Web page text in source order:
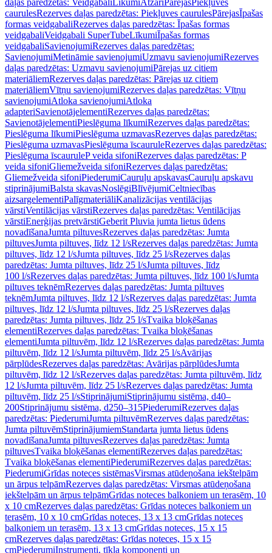
daļas paredzētas: Veidgabali LīkumiAtzari PārejasPiekļuves
caurulesRezerves daļas paredzētas: Piekļuves caurulesPārejasĪpašas
formas veidgabaliRezerves daļas paredzētas: Īpašas formas
veidgabaliVeidgabali SuperTubeLīkumiĪpašas formas
veidgabaliSavienojumiRezerves daļas paredzētas:
SavienojumiMetināmie savienojumiUzmavu savienojumiRezerves
daļas paredzētas: Uzmavu savienojumiPārejas uz citiem
materiāliemRezerves daļas paredzētas: Pārejas uz citiem
materiāliemVītņu savienojumiRezerves daļas paredzētas: Vītņu
savienojumiAtloka savienojumiAtloka
adapteriSavienotājelementiRezerves daļas paredzētas:
SavienotājelementiPieslēguma līkumiRezerves daļas paredzētas:
Pieslēguma līkumiPieslēguma uzmavasRezerves daļas paredzētas:
Pieslēguma uzmavasPieslēguma īscauruleRezerves daļas paredzētas:
Pieslēguma īscauruleP veida sifoniRezerves daļas paredzētas: P
veida sifoniGliemežveida sifoniRezerves daļas paredzētas:
Gliemežveida sifoniPiederumiCauruļu apskavasCauruļu apskavu
stiprinājumiBalsta skavasNoslēgiBlīvējumiCeltniecības
aizsargelementiPalīgmateriāliKanalizācijas ventilācijas
vārstiVentilācijas vārstiRezerves daļas paredzētas: Ventilācijas
vārstiEnerģijas pretvārstiGeberit Pluvia jumta lietus ūdens
novadīšanaJumta piltuvesRezerves daļas paredzētas: Jumta
piltuvesJumta piltuves, līdz 12 l/sRezerves daļas paredzētas: Jumta
piltuves, līdz 12 l/sJumta piltuves, līdz 25 l/sRezerves daļas
paredzētas: Jumta piltuves, līdz 25 l/sJumta piltuves, līdz
100 l/sRezerves daļas paredzētas: Jumta piltuves, līdz 100 l/sJumta
piltuves teknēmRezerves daļas paredzētas: Jumta piltuves
teknēmJumta piltuves, līdz 12 l/sRezerves daļas paredzētas: Jumta
piltuves, līdz 12 l/sJumta piltuves, līdz 25 l/sRezerves daļas
paredzētas: Jumta piltuves, līdz 25 l/sTvaika bloķēšanas
elementiRezerves daļas paredzētas: Tvaika bloķēšanas
elementiJumta piltuvēm, līdz 12 l/sRezerves daļas paredzētas: Jumta
piltuvēm, līdz 12 l/sJumta piltuvēm, līdz 25 l/sAvārijas
pārplūdesRezerves daļas paredzētas: Avārijas pārplūdesJumta
piltuvēm, līdz 12 l/sRezerves daļas paredzētas: Jumta piltuvēm, līdz
12 l/sJumta piltuvēm, līdz 25 l/sRezerves daļas paredzētas: Jumta
piltuvēm, līdz 25 l/sStiprinājumiStiprinājumu sistēma, d40–
200Stiprinājumu sistēma, d250–315PiederumiRezerves daļas
paredzētas: PiederumiJumta piltuvēmRezerves daļas paredzētas:
Jumta piltuvēmStiprinājumiemStandarta jumta lietus ūdens
novadīšanaJumta piltuvesRezerves daļas paredzētas: Jumta
piltuvesTvaika bloķēšanas elementiRezerves daļas paredzētas:
Tvaika bloķēšanas elementiPiederumiRezerves daļas paredzētas:
PiederumiGrīdas noteces sistēmasVirsmas atūdeņošana iekštelpām
un ārpus telpāmRezerves daļas paredzētas: Virsmas atūdeņošana
iekštelpām un ārpus telpāmGrīdas noteces balkoniem un terasēm, 10
x 10 cmRezerves daļas paredzētas: Grīdas noteces balkoniem un
terasēm, 10 x 10 cmGrīdas noteces, 13 x 13 cmGrīdas noteces
balkoniem un terasēm, 13 x 13 cmGrīdas noteces, 15 x 15
cmRezerves daļas paredzētas: Grīdas noteces, 15 x 15
cmPiederumiInstrumenti, tīkla komponenti un